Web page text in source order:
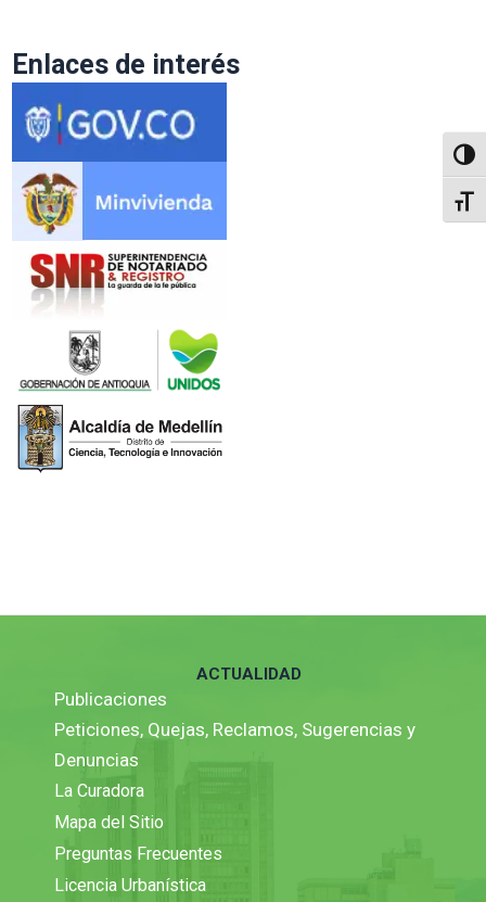
Enlaces de interés
ACTUALIDAD
Publicaciones
Peticiones, Quejas, Reclamos, Sugerencias y
Denuncias
La Curadora
Mapa del Sitio
Preguntas Frecuentes
Licencia Urbanística